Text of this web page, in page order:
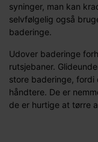
syninger, man kan
selvfølgelig også
baderinge.
Udover baderinge
rutsjebaner.
store baderinge, fordi
håndtere. De er
de er hurtige at tørre